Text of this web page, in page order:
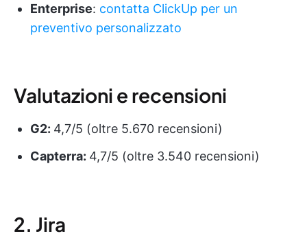
Enterprise: contatta ClickUp per un
preventivo personalizzato
Valutazioni e recensioni
G2: 4,7/5 (oltre 5.670 recensioni)
Capterra: 4,7/5 (oltre 3.540 recensioni)
2. Jira